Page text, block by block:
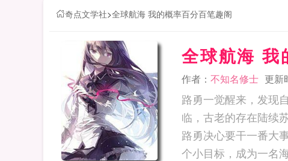
奇点文学社>全球航海 我的概率百分百笔趣阁
全球航海 我
作者： 不知名修士 更新
路勇一觉醒来，发现
临，古老的存在陆续
路勇决心要干一番大
个小目标，成为一名